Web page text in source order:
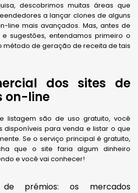
descobrimos muitas áreas que
a lançar clones de alguns
line mais avançados. Mas, antes de
sugestões, entendamos primeiro o
método de geração de receita de tais
dos sites de
on-line
listagem são de uso gratuito, você
disponíveis para venda e listar o que
Se o serviço principal é gratuito,
que o site faria algum dinheiro
e você vai conhecer!
de prémios: os mercados